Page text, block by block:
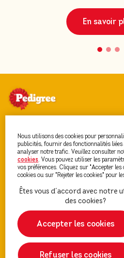
En savoir
Découvrez PEDIGREE®
Nourriture Pour Chien
Conseils Chien et Chiot
Nous utilisons des cookies pour
publicités, fournir des fonctionnalités
analyser notre trafic. Veuillez consulter
cookies(opens in a new tab)
. Vous pouvez utiliser les
vos préférences. Cliquez sur "Accepter
cookies ou sur "Rejeter les cookies" pour
Refuser les cookies
Accepter les cookies